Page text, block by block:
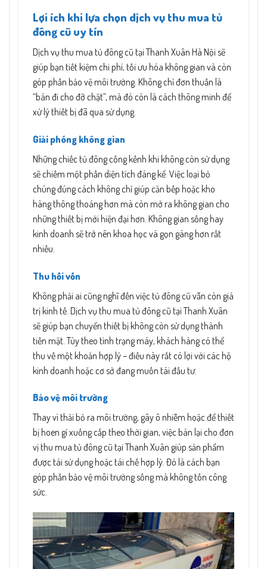
Lợi ích khi lựa chọn dịch vụ thu mua tủ
đông cũ uy tín
Dịch vụ thu mua tủ đông cũ tại Thanh Xuân Hà Nội sẽ
giúp bạn tiết kiệm chi phí, tối ưu hóa không gian và còn
góp phần bảo vệ môi trường. Không chỉ đơn thuần là
“bán đi cho đỡ chật”, mà đó còn là cách thông minh để
xử lý thiết bị đã qua sử dụng.
Giải phóng không gian
Những chiếc tủ đông cồng kềnh khi không còn sử dụng
sẽ chiếm một phần diện tích đáng kể. Việc loại bỏ
chúng đúng cách không chỉ giúp căn bếp hoặc kho
hàng thông thoáng hơn mà còn mở ra không gian cho
những thiết bị mới hiện đại hơn. Không gian sống hay
kinh doanh sẽ trở nên khoa học và gọn gàng hơn rất
nhiều.
Thu hồi vốn
Không phải ai cũng nghĩ đến việc tủ đông cũ vẫn còn giá
trị kinh tế. Dịch vụ thu mua tủ đông cũ tại Thanh Xuân
sẽ giúp bạn chuyển thiết bị không còn sử dụng thành
tiền mặt. Tùy theo tình trạng máy, khách hàng có thể
thu về một khoản hợp lý – điều này rất có lợi với các hộ
kinh doanh hoặc cơ sở đang muốn tái đầu tư.
Bảo vệ môi trường
Thay vì thải bỏ ra môi trường, gây ô nhiễm hoặc để thiết
bị hoen gỉ xuống cấp theo thời gian, việc bán lại cho đơn
vị thu mua tủ đông cũ tại Thanh Xuân giúp sản phẩm
được tái sử dụng hoặc tái chế hợp lý. Đó là cách bạn
góp phần bảo vệ môi trường sống mà không tốn công
sức.